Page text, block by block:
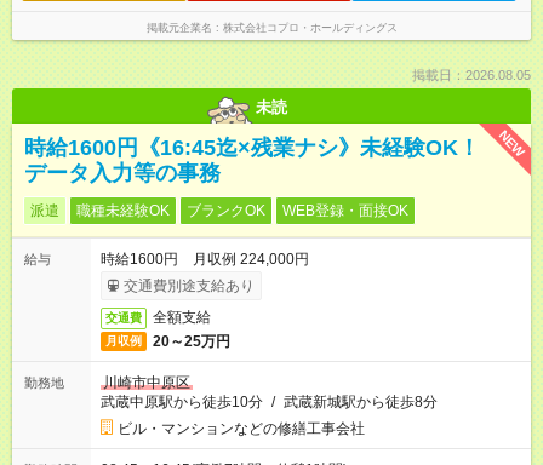
掲載元企業名 株式会社コプロ・ホールディングス
掲載日：2026.08.05
未読
NEW
時給1600円《16:45迄×残業ナシ》未経験OK！
データ入力等の事務
派遣 職種未経験OK ブランクOK WEB登録・面接OK
給与
時給1600円 月収例 224,000円
交通費別途支給あり
交通費 全額支給
月収例 20～25万円
勤務地
川崎市中原区
武蔵中原駅から徒歩10分 / 武蔵新城駅から徒歩8分
ビル・マンションなどの修繕工事会社